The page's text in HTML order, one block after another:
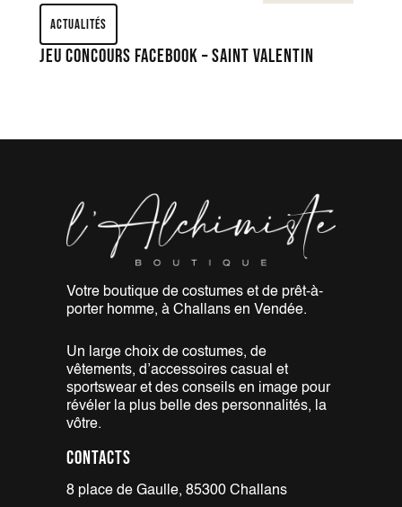
Actualités
JEU CONCOURS FACEBOOK – SAINT VALENTIN
Votre boutique de costumes et de prêt-à-
porter homme, à Challans en Vendée.
Un large choix de costumes, de
vêtements, d’accessoires casual et
sportswear et des conseils en image pour
révéler la plus belle des personnalités, la
vôtre.
Contacts
8 place de Gaulle, 85300 Challans